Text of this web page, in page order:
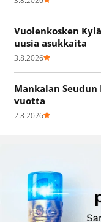
Vuolenkosken
uusia asukkaita
3.8.2026
Mankalan
vuotta
2.8.2026